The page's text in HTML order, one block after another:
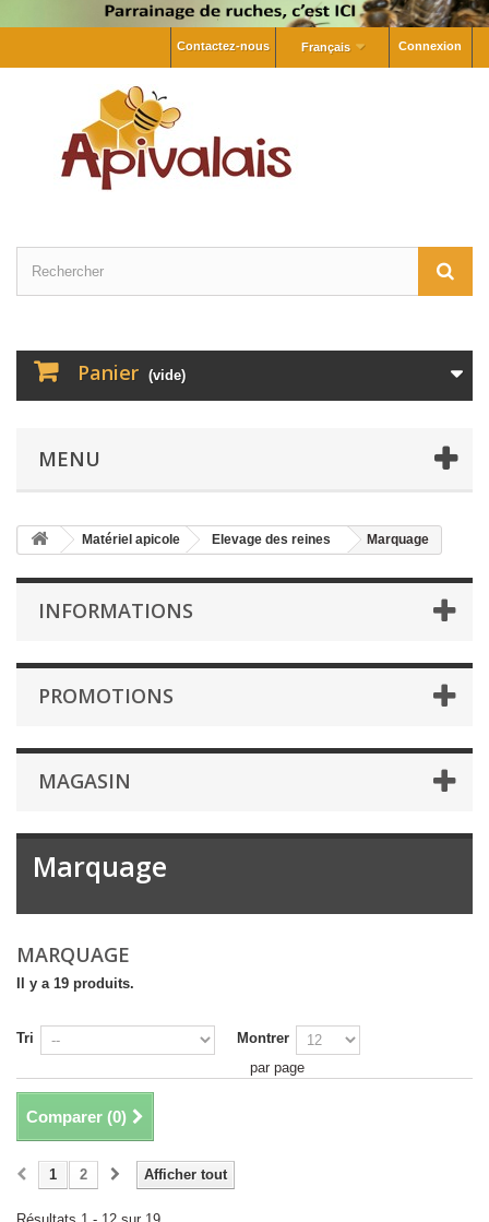
Connexion
Français
Contactez-nous
Panier (vide)
MENU
Matériel apicole Elevage des reines Marquage
INFORMATIONS
PROMOTIONS
MAGASIN
Marquage
MARQUAGE
Il y a 19 produits.
Tri
Montrer
par page
Comparer (0)
Afficher tout
1 2